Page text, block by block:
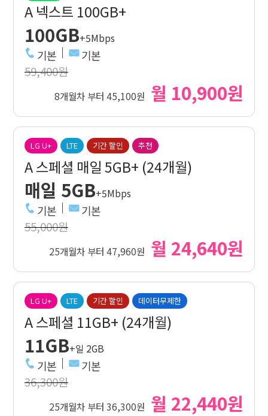
A 넥스트 100GB+
100GB+5Mbps
기본 기본
59,400원
8개월차 부터 45,100원 월 10,900원
LG U+ LTE 기간 할인 추천
A 스페셜 매일 5GB+ (24개월)
매일 5GB+5Mbps
기본 기본
55,000원
25개월차 부터 47,960원 월 24,640원
LG U+ LTE 기간 할인 데이터무제한
A 스페셜 11GB+ (24개월)
11GB+일 2GB
기본 기본
36,300원
25개월차 부터 36,300원 월 22,440원